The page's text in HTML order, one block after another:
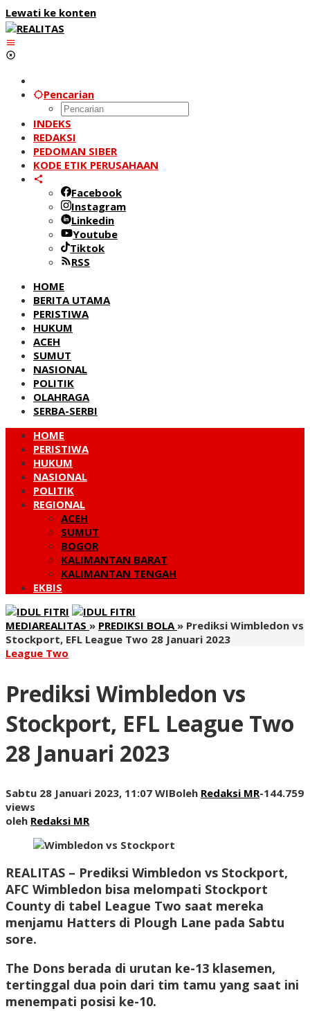
Lewati ke konten
Pencarian
INDEKS
REDAKSI
PEDOMAN SIBER
KODE ETIK PERUSAHAAN
Facebook
Instagram
Linkedin
Youtube
Tiktok
RSS
HOME
BERITA UTAMA
PERISTIWA
HUKUM
ACEH
SUMUT
NASIONAL
POLITIK
OLAHRAGA
SERBA-SERBI
HOME
PERISTIWA
HUKUM
NASIONAL
POLITIK
REGIONAL
ACEH
SUMUT
BOGOR
KALIMANTAN BARAT
KALIMANTAN TENGAH
EKBIS
MEDIAREALITAS » PREDIKSI BOLA » Prediksi Wimbledon vs
Stockport, EFL League Two 28 Januari 2023
League Two
Prediksi Wimbledon vs
Stockport, EFL League Two
28 Januari 2023
Sabtu 28 Januari 2023, 11:07 WIBoleh Redaksi MR-144.759
views
oleh Redaksi MR
REALITAS – Prediksi Wimbledon vs Stockport,
AFC Wimbledon bisa melompati Stockport
County di tabel League Two saat mereka
menjamu Hatters di Plough Lane pada Sabtu
sore.
The Dons berada di urutan ke-13 klasemen,
tertinggal dua poin dari tim tamu yang saat ini
menempati posisi ke-10.